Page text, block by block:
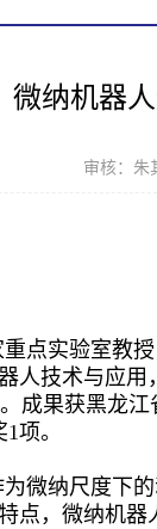
微纳机器
审核：朱
点实验室教
人技术与应
成果获黑龙
项。
微纳尺度下
点，微纳机